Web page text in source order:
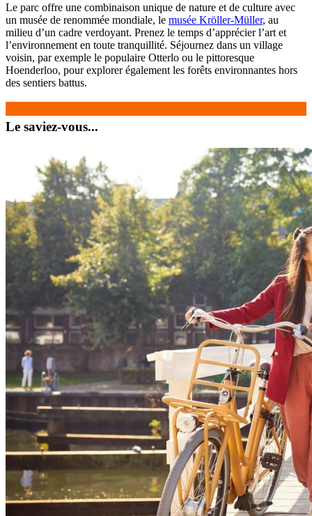
Le parc offre une combinaison unique de nature et de culture avec
un musée de renommée mondiale, le musée Kröller-Müller, au
milieu d’un cadre verdoyant. Prenez le temps d’apprécier l’art et
l’environnement en toute tranquillité. Séjournez dans un village
voisin, par exemple le populaire Otterlo ou le pittoresque
Hoenderloo, pour explorer également les forêts environnantes hors
des sentiers battus.
Le saviez-vous...